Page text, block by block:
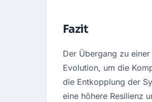
Fazit
Der Übergang zu
Evolution, um die
die Entkopplung der
eine höhere Resilienz